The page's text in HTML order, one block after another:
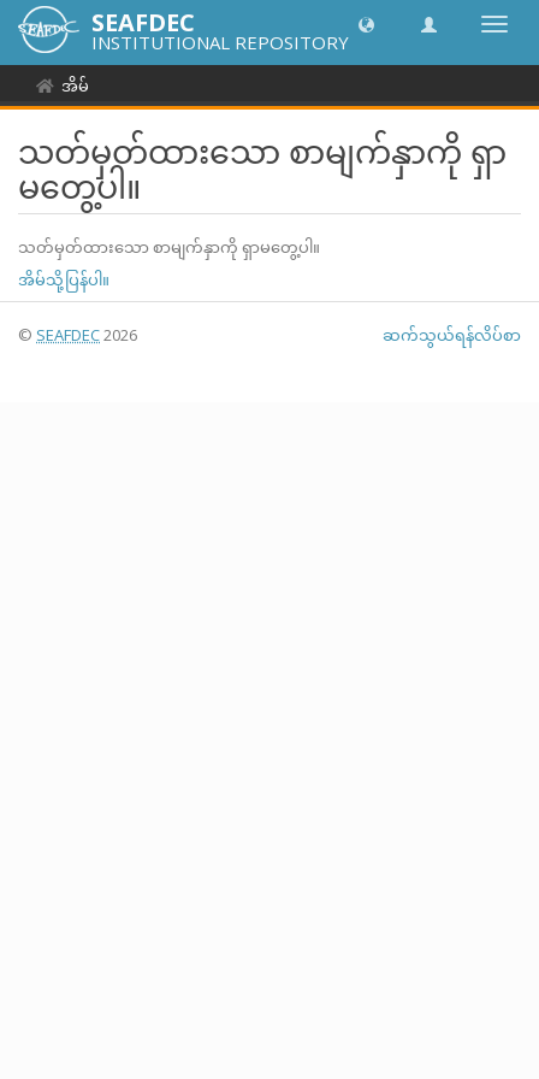
အညွှန်
ပြောင်း
SEAFDEC
INSTITUTIONAL REPOSITORY
အိမ်
သတ်မှတ်ထားသော စာမျက်နှာကို ရှာ
မတွေ့ပါ။
သတ်မှတ်ထားသော စာမျက်နှာကို ရှာမတွေ့ပါ။
အိမ်သို့ပြန်ပါ။
© SEAFDEC2026 ဆက်သွယ်ရန်လိပ်စာ